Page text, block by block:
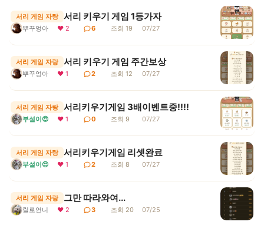
서리 게임 자랑 서리 키우기 게임 1등가자
뿌꾸엉아 ❤ 2 6 조회 19 07/27
서리 게임 자랑 서리 키우기 게임 주간보상
뿌꾸엉아 ❤ 1 2 조회 12 07/27
서리 게임 자랑 서리키우기게임 3배이벤트중!!!!
부설이😍 ❤ 1 0 조회 9 07/27
서리 게임 자랑 서리키우기게임 리셋완료
부설이😍 ❤ 1 2 조회 8 07/27
서리 게임 자랑 그만 따라와여...
릴로언니 ❤ 2 3 조회 20 07/25